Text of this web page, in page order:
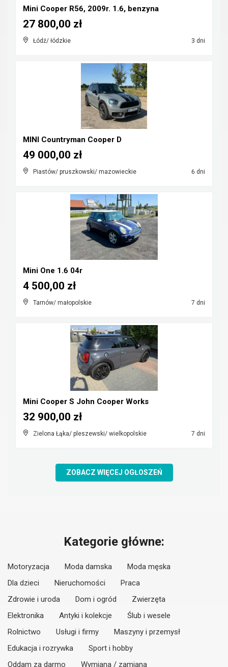
Mini Cooper R56, 2009r. 1.6, benzyna
Łódź/ łódzkie 3 dni
27 800,00 zł
MINI Countryman Cooper D
Piastów/ pruszkowski/ mazowieckie 6 dni
49 000,00 zł
Mini One 1.6 04r
Tarnów/ małopolskie 7 dni
4 500,00 zł
Mini Cooper S John Cooper Works
Zielona Łąka/ pleszewski/ wielkopolskie 7 dni
32 900,00 zł
ZOBACZ WIĘCEJ OGŁOSZEŃ
Kategorie główne:
Motoryzacja Moda damska
Moda męska
Dla dzieci
Nieruchomości
Praca
Zdrowie i uroda
Dom i ogród
Zwierzęta
Elektronika
Antyki i kolekcje
Ślub i wesele
Rolnictwo
Usługi i firmy
Maszyny i przemysł
Edukacja i rozrywka
Sport i hobby
Oddam za darmo
Wymiana / zamiana